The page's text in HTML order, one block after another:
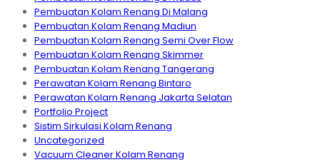
Pembuatan Kolam Renang Di Malang
Pembuatan Kolam Renang Madiun
Pembuatan Kolam Renang Semi Over Flow
Pembuatan Kolam Renang Skimmer
Pembuatan Kolam Renang Tangerang
Perawatan Kolam Renang Bintaro
Perawatan Kolam Renang Jakarta Selatan
Portfolio Project
Sistim Sirkulasi Kolam Renang
Uncategorized
Vacuum Cleaner Kolam Renang